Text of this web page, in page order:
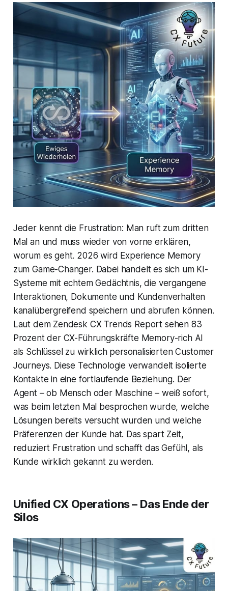
Jeder kennt die Frustration: Man ruft zum dritten
Mal an und muss wieder von vorne erklären,
worum es geht. 2026 wird Experience Memory
zum Game-Changer. Dabei handelt es sich um KI-
Systeme mit echtem Gedächtnis, die vergangene
Interaktionen, Dokumente und Kundenverhalten
kanalübergreifend speichern und abrufen können.
Laut dem Zendesk CX Trends Report sehen 83
Prozent der CX-Führungskräfte Memory-rich AI
als Schlüssel zu wirklich personalisierten Customer
Journeys. Diese Technologie verwandelt isolierte
Kontakte in eine fortlaufende Beziehung. Der
Agent – ob Mensch oder Maschine – weiß sofort,
was beim letzten Mal besprochen wurde, welche
Lösungen bereits versucht wurden und welche
Präferenzen der Kunde hat. Das spart Zeit,
reduziert Frustration und schafft das Gefühl, als
Kunde wirklich gekannt zu werden.
Unified CX Operations – Das Ende der
Silos